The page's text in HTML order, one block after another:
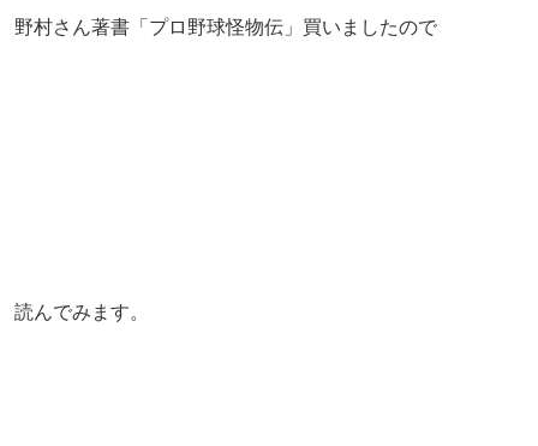
野村さん著書「プロ野球怪物伝」買いましたので
読んでみます。